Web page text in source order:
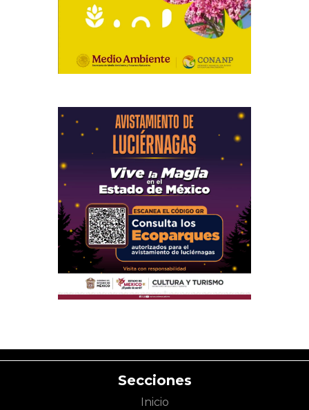
Secciones
Inicio